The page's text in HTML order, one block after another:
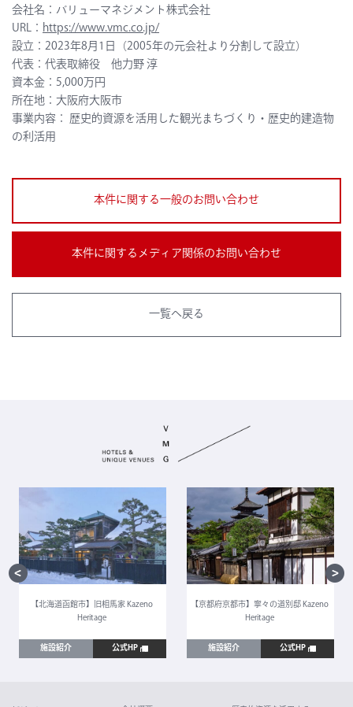
会社名：バリューマネジメント株式会社
URL： https://www.vmc.co.jp/
設立：2023年8月1日（2005年の元会社より分割して設立）
代表：代表取締役 他力野 淳
資本金：5,000万円
所在地：大阪府大阪市
事業内容： 歴史的資源を活用した観光まちづくり・歴史的建造物
の利活用
本件に関する一般のお問い合わせ
本件に関するメディア関係のお問い合わせ
一覧へ戻る
【北海道函館市】旧相馬家 Kazeno
Heritage
施設紹介 公式HP
【京都府京都市】寧々の道別邸 Kazeno
Heritage
施設紹介 公式HP